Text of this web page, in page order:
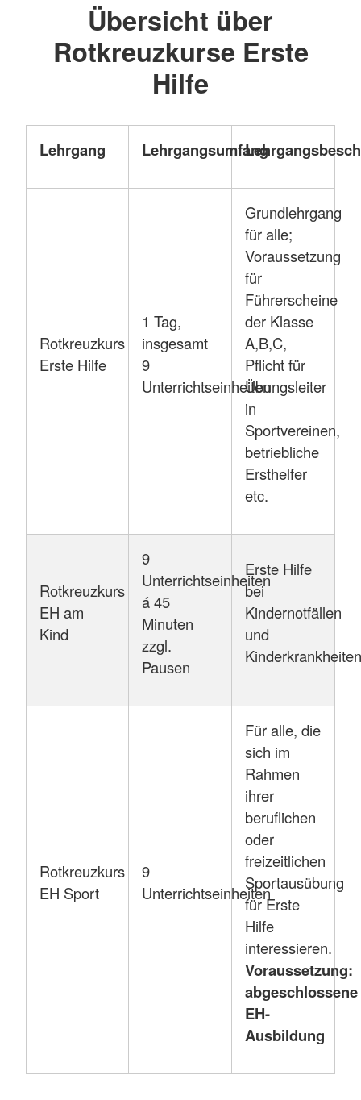
Übersicht über
Rotkreuzkurse Erste
Hilfe
Lehrgang Lehrgangsumfang
Rotkreuzkurs
Erste Hilfe
1 Tag,
insgesamt
9
Unterrichtseinheiten
Grundlehrgang
für alle;
Voraussetzung
für
Führerscheine
der Klasse
A,B,C,
Pflicht für
Übungsleiter
in
Sportvereinen,
betriebliche
Ersthelfer
etc.
Rotkreuzkurs
EH am
Kind
9
Unterrichtseinheiten
á 45
Minuten
zzgl.
Pausen
Erste Hilfe
bei
Kindernotfällen
und
Kinderkrankheiten
Rotkreuzkurs
EH Sport
9
Unterrichtseinheiten
Für alle, die
sich im
Rahmen
ihrer
beruflichen
oder
freizeitlichen
Sportausübung
für Erste
Hilfe
interessieren.
Voraussetzung:
abgeschlossene
EH-
Ausbildung